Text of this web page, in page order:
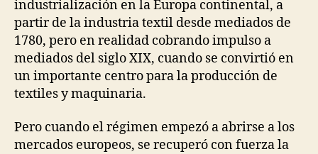
industrialización en la Europa continental, a
partir de la industria textil desde mediados de
1780, pero en realidad cobrando impulso a
mediados del siglo XIX, cuando se convirtió en
un importante centro para la producción de
textiles y maquinaria.
Pero cuando el régimen empezó a abrirse a los
mercados europeos, se recuperó con fuerza la